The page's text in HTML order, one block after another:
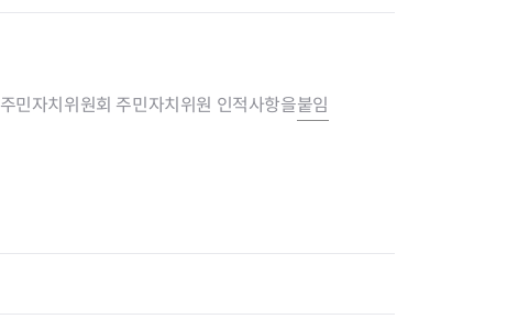
주민자치위원회 주민자치위원 인적사항을붙임